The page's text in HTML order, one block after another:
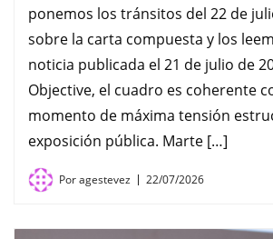
ponemos los tránsitos del 22 de
sobre la carta compuesta y los
noticia publicada el 21 de julio de
Objective, el cuadro es coherente
momento de máxima tensión
exposición pública. Marte […]
Poragestevez 22/07/2026